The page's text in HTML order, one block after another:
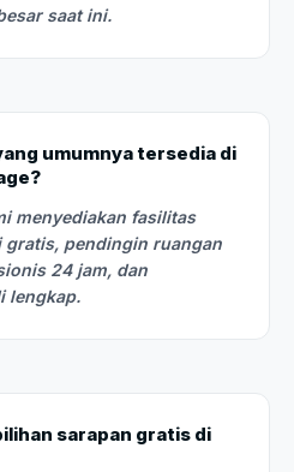
saat ini.
umumnya tersedia di
menyediakan fasilitas
gratis, pendingin ruangan
24 jam, dan
lengkap.
sarapan gratis di